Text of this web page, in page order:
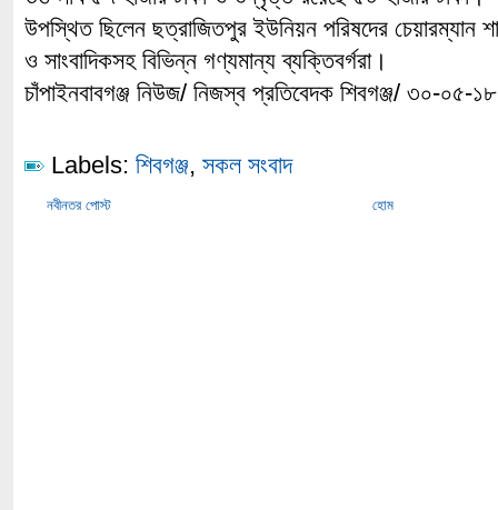
উপস্থিত ছিলেন ছত্রাজিতপুর ইউনিয়ন পরিষদের
ও সাংবাদিকসহ বিভিন্ন গণ্যমান্য ব্যক্তিবর্গরা।
চাঁপাইনবাবগঞ্জ নিউজ/ নিজস্ব প্রতিবেদক শিবগঞ্জ/ ৩০-০৫-১৮
Labels: শিবগঞ্জ, সকল সংবাদ
নবীনতর পোস্ট হোম